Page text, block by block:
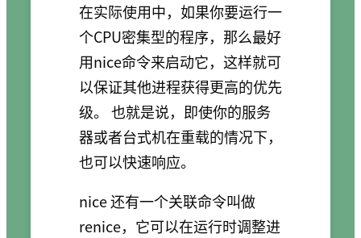
在实际使用中，如果你要运行一
个CPU密集型的程序，那么最好
用nice命令来启动它，这样就可
以保证其他进程获得更高的优先
级。 也就是说，即使你的服务
器或者台式机在重载的情况下，
也可以快速响应。
nice 还有一个关联命令叫做
renice，它可以在运行时调整进